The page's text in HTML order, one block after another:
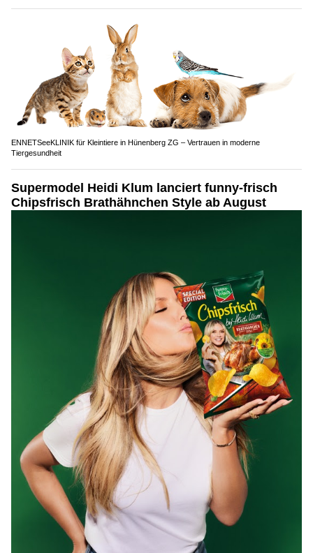
ENNETSeeKLINIK für Kleintiere in Hünenberg ZG – Vertrauen in moderne
Tiergesundheit
Supermodel Heidi Klum lanciert funny-frisch
Chipsfrisch Brathähnchen Style ab August